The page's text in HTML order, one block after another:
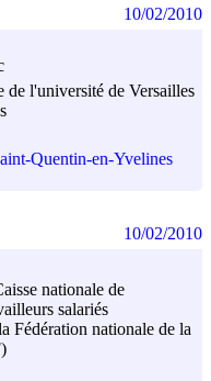
de l'université de Versailles
Quentin-en-Yvelines
10/02/2010
nationale de
salariés
Fédération nationale de la
10/02/2010